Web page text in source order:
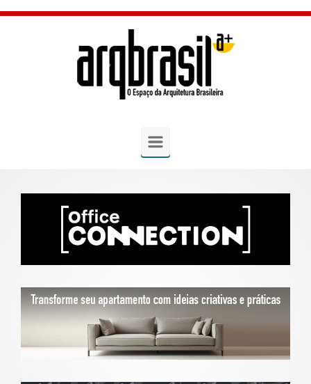
Skip to main content